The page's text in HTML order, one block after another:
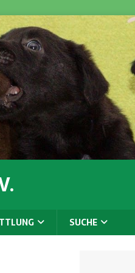
SUCHE